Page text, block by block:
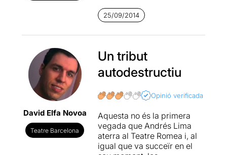
LP amb lletres bastant fortes
i gens senzilles, no és allò de
"oh com t'estimo i que feliç
complicades. Si no saps de
que va possiblement només
vegis a una parella que
que són uns desgraciats,
continuadament
descendeixen als inferns...
però poca cosa més, però
tot i que ho entenguis a fons
25/09/2014
David Elfa Novoa
Teatre Barcelona
Un tribut
autodestructiu
Opinió verificada
Aquesta no és la primera
vegada que Andrés Lima
aterra al Teatre Romea i, al
igual que va succeïr en el